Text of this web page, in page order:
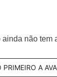
ainda não tem
PRIMEIRO A